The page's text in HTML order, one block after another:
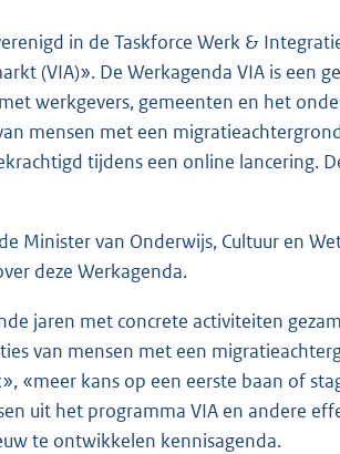
in de Taskforce Werk &
(VIA)». De Werkagenda VIA is een
werkgevers, gemeenten en het
mensen met een
tijdens een online lancering.
Minister van Onderwijs, Cultuur en
deze Werkagenda.
jaren met concrete activiteiten
van mensen met een
«meer kans op een eerste baan of
uit het programma VIA en andere
te ontwikkelen kennisagenda.